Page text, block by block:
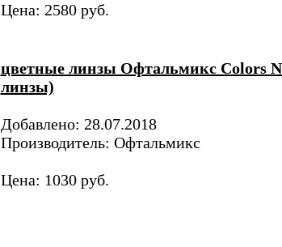
Цена: 2580 руб.
цветные линзы Офтальмикс Colors
линзы)
Добавлено: 28.07.2018
Производитель: Офтальмикс
Цена: 1030 руб.